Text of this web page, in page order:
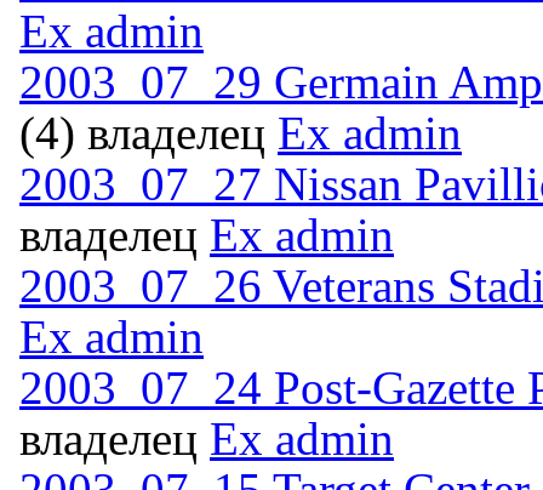
Ex admin
2003_07_29 Germain
(4) владелец Ex admin
2003_07_27 Nissan
владелец Ex admin
2003_07_26 Veterans
Ex admin
2003_07_24 Post-
владелец Ex admin